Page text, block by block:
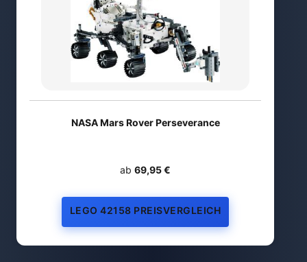
NASA Mars Rover Perseverance
ab 69,95 €
LEGO 42158 PREISVERGLEICH